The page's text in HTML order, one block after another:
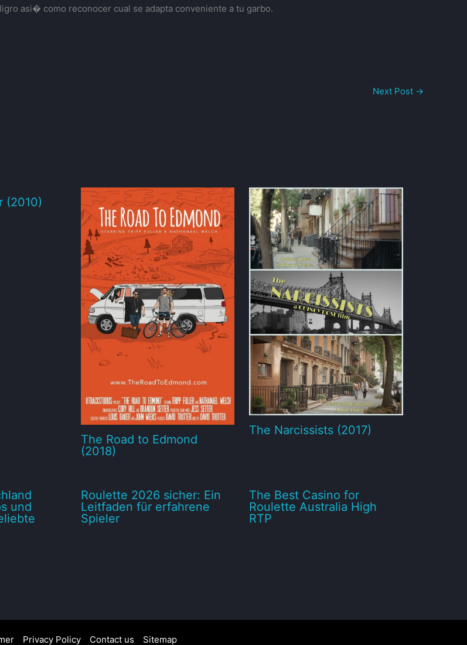
asi� como reconocer cual se adapta conveniente a tu garbo.
Next Post →
(2010)
The Road to Edmond
(2018)
The Narcissists (2017)
und
Roulette 2026 sicher: Ein
Leitfaden für erfahrene
Spieler
The Best Casino for
Roulette Australia High
RTP
Privacy Policy Contact us Sitemap